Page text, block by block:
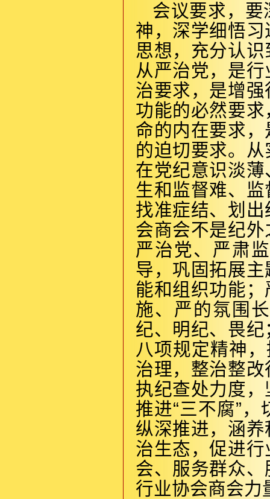
会议要求，
神，深学细悟
思想，充分认
从严治党，是
治要求，是增
功能的必然要
命的内在要求
的迫切要求。
在党纪意识淡
生和监督难、
找准症结、划
会商会不是纪
严治党、严肃
导，巩固拓展
能和组织功能
施、严的氛围
纪、明纪、畏
八项规定精神
治理，整治整
执纪查处力度
推进“三不腐”
纵深推进，涵
治生态，促进
会、服务群众
行业协会商会力